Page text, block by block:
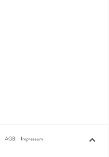
AGB Impressum